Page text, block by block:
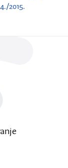
2015.